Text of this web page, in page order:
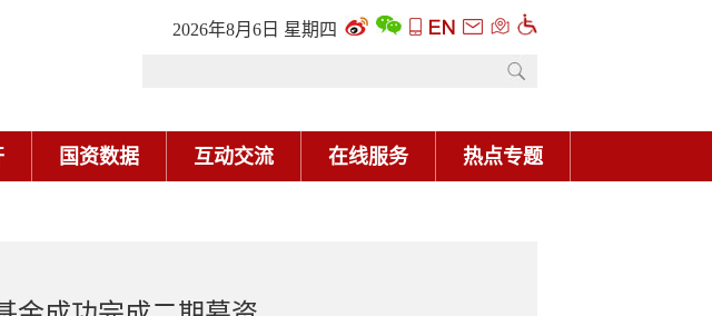
2026年8月6日 星期四
国资数据 互动交流 在线服务 热点专题